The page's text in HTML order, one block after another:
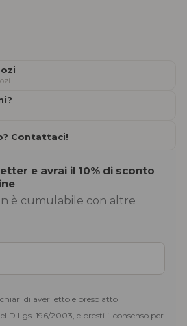
Contattaci!
e avrai il 10% di sconto
è cumulabile con altre
di aver letto e preso atto
D.Lgs. 196/2003, e presti il consenso per